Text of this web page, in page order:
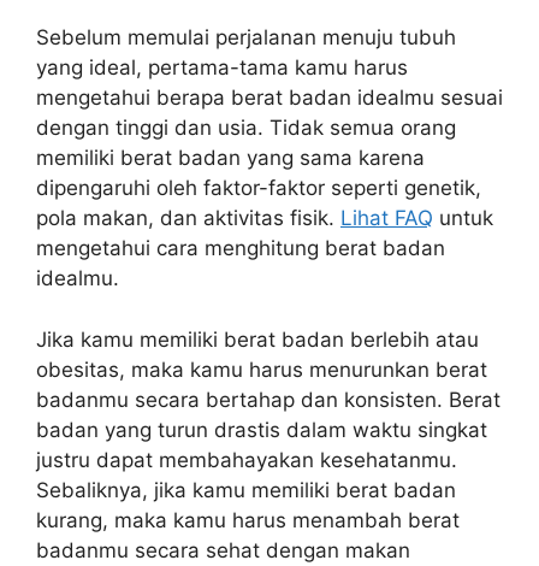
Sebelum memulai perjalanan menuju tubuh
yang ideal, pertama-tama kamu harus
mengetahui berapa berat badan idealmu sesuai
dengan tinggi dan usia. Tidak semua orang
memiliki berat badan yang sama karena
dipengaruhi oleh faktor-faktor seperti genetik,
pola makan, dan aktivitas fisik. Lihat FAQ untuk
mengetahui cara menghitung berat badan
idealmu.
Jika kamu memiliki berat badan berlebih atau
obesitas, maka kamu harus menurunkan berat
badanmu secara bertahap dan konsisten. Berat
badan yang turun drastis dalam waktu singkat
justru dapat membahayakan kesehatanmu.
Sebaliknya, jika kamu memiliki berat badan
kurang, maka kamu harus menambah berat
badanmu secara sehat dengan makan